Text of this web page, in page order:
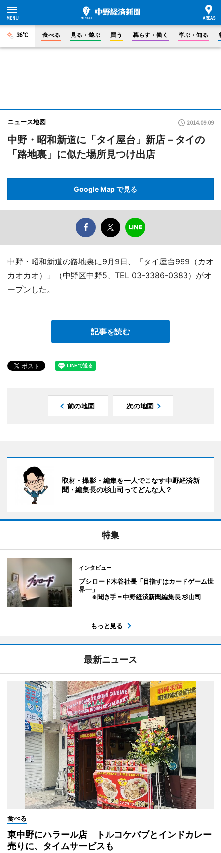
36°C 食べる 見る・遊ぶ 買う 暮らす・働く 学ぶ・知る
ニュース地図 2014.09.09
中野・昭和新道に「タイ屋台」新店－タイの
「路地裏」に似た場所見つけ出店
Google Map で見る
中野・昭和新道の路地裏に9月9日、「タイ屋台999（カオ
カオカオ）」（中野区中野5、TEL 03-3386-0383）がオ
ープンした。
記事を読む
前の地図 次の地図
取材・撮影・編集を一人でこなす中野経済新
聞・編集長の杉山司ってどんな人？
特集
インタビュー
ブシロード木谷社長「目指すはカードゲーム世
界一」
※聞き手＝中野経済新聞編集長 杉山司
もっと見る
最新ニュース
食べる
東中野にハラール店 トルコケバブとインドカレー
売りに、タイムサービスも